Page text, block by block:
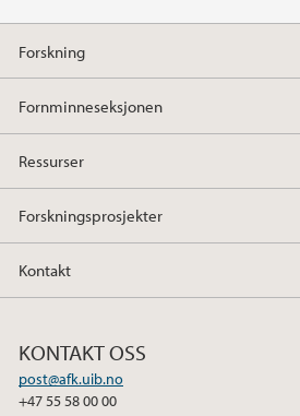
Forskning
Fornminneseksjonen
Ressurser
Forskningsprosjekter
Kontakt
KONTAKT OSS
post@afk.uib.no
+47 55 58 00 00